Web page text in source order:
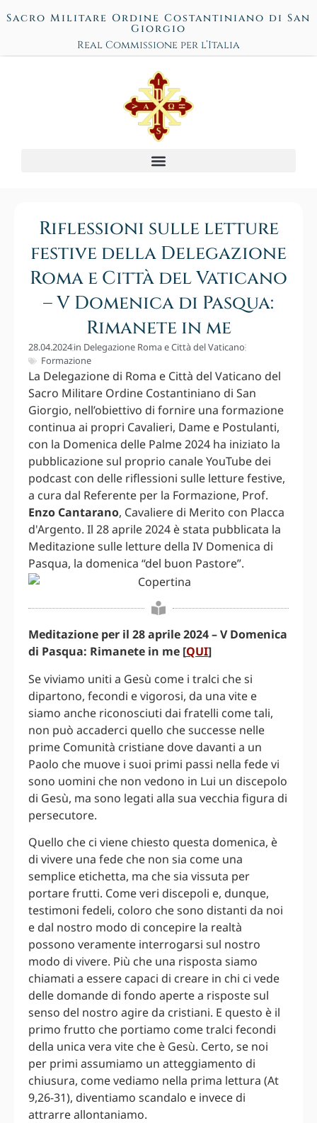
Sacro Militare Ordine Costantiniano di San
Giorgio
Real Commissione per l’Italia
Riflessioni sulle letture
festive della Delegazione
Roma e Città del Vaticano
– V Domenica di Pasqua:
Rimanete in me
28.04.2024in Delegazione Roma e Città del Vaticano
Formazione
La Delegazione di Roma e Città del Vaticano del
Sacro Militare Ordine Costantiniano di San
Giorgio, nell’obiettivo di fornire una formazione
continua ai propri Cavalieri, Dame e Postulanti,
con la Domenica delle Palme 2024 ha iniziato la
pubblicazione sul proprio canale YouTube dei
podcast con delle riflessioni sulle letture festive,
a cura dal Referente per la Formazione, Prof.
Enzo Cantarano, Cavaliere di Merito con Placca
d'Argento. Il 28 aprile 2024 è stata pubblicata la
Meditazione sulle letture della IV Domenica di
Pasqua, la domenica “del buon Pastore”.
Meditazione per il 28 aprile 2024 – V Domenica
di Pasqua: Rimanete in me [QUI]
Se viviamo uniti a Gesù come i tralci che si
dipartono, fecondi e vigorosi, da una vite e
siamo anche riconosciuti dai fratelli come tali,
non può accaderci quello che successe nelle
prime Comunità cristiane dove davanti a un
Paolo che muove i suoi primi passi nella fede vi
sono uomini che non vedono in Lui un discepolo
di Gesù, ma sono legati alla sua vecchia figura di
persecutore.
Quello che ci viene chiesto questa domenica, è
di vivere una fede che non sia come una
semplice etichetta, ma che sia vissuta per
portare frutti. Come veri discepoli e, dunque,
testimoni fedeli, coloro che sono distanti da noi
e dal nostro modo di concepire la realtà
possono veramente interrogarsi sul nostro
modo di vivere. Più che una risposta siamo
chiamati a essere capaci di creare in chi ci vede
delle domande di fondo aperte a risposte sul
senso del nostro agire da cristiani. E questo è il
primo frutto che portiamo come tralci fecondi
della unica vera vite che è Gesù. Certo, se noi
per primi assumiamo un atteggiamento di
chiusura, come vediamo nella prima lettura (At
9,26-31), diventiamo scandalo e invece di
attrarre allontaniamo.